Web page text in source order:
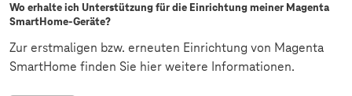
Wo erhalte ich Unterstützung für die Einrichtung meiner Magenta
SmartHome-Geräte?
Zur erstmaligen bzw. erneuten Einrichtung von Magenta
SmartHome finden Sie hier weitere Informationen.